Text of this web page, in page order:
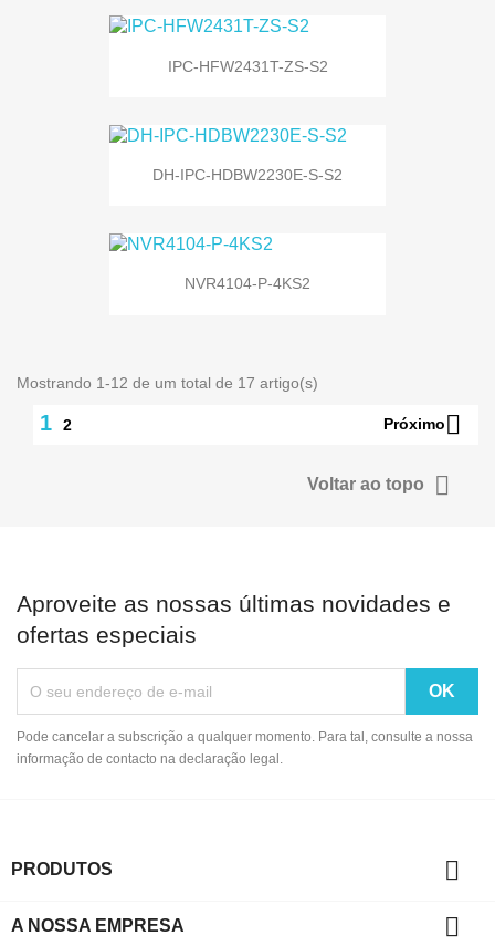
IPC-HFW2431T-ZS-S2
DH-IPC-HDBW2230E-S-S2
NVR4104-P-4KS2
Mostrando 1-12 de um total de 17 artigo(s)
1 2 Próximo
Voltar ao topo 
Aproveite as nossas últimas novidades e
ofertas especiais
Pode cancelar a subscrição a qualquer momento. Para tal, consulte a nossa
informação de contacto na declaração legal.
PRODUTOS 
A NOSSA EMPRESA 